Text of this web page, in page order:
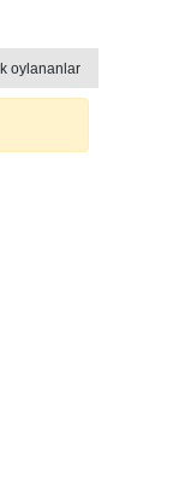
oylananlar